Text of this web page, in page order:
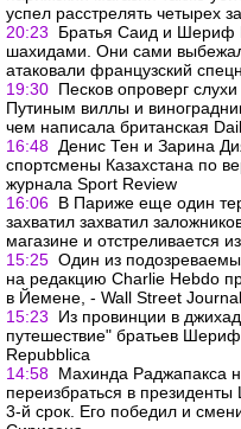
успел расстрелять четырех
20:23
Братья Саид и Шериф
шахидами. Они сами
атаковали французский
19:30 Песков опроверг
Путиным виллы и
чем написала британская
16:48 Денис Тен и Зарина
спортсмены Казахстана по
журнала Sport Review
16:06 В Париже еще один
захватил захватил
магазине и отстреливается
15:25 Один из
на редакцию Charlie Hebdo
в Йемене, - Wall Street Journal
15:23
Из провинции в
путешествие" братьев
Repubblica
14:58 Махинда Раджапакса
переизбраться в
3-й срок. Его победил и